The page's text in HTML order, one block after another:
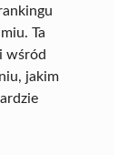
Ta
wśród
jakim